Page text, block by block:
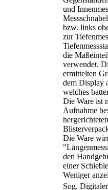
und
bzw. links
zur
die
verwendet.
ermittelten
dem Display
welches
Die Ware ist
Aufnahme
Die Ware
den
einer
Weniger
Sog.